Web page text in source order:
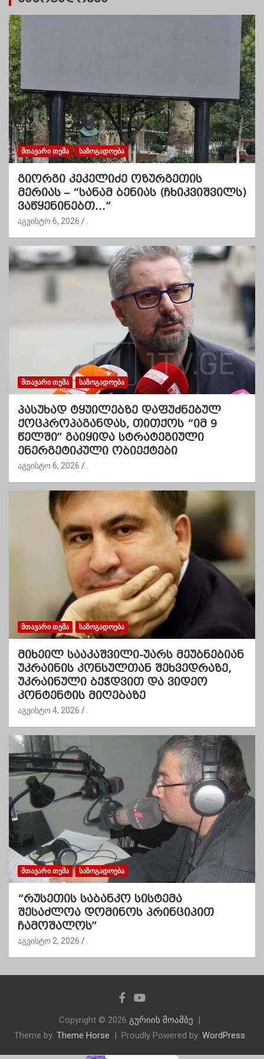
ᲛᲗᲐᲕᲐᲠᲘ ᲗᲔᲛᲐ ᲡᲐᲖᲝᲒᲐᲓᲝᲔᲑᲐ
გიორგი კეკელიძე ოზურგეთის
მერიას – “სანამ ბენიას (ჩხიკვიშვილს)
ვაწყენინებთ…”
აგვისტო 6, 2026
ᲛᲗᲐᲕᲐᲠᲘ ᲗᲔᲛᲐ ᲡᲐᲖᲝᲒᲐᲓᲝᲔᲑᲐ
პასუხად ტყუილებზე დაფუძნებულ
ქოცპროპაგანდას, თითქოს “იმ 9
წელში” გაიყიდა სტრატეგიული
ენერგეტიკული ობიექტები
აგვისტო 6, 2026
ᲛᲗᲐᲕᲐᲠᲘ ᲗᲔᲛᲐ ᲡᲐᲖᲝᲒᲐᲓᲝᲔᲑᲐ
მიხეილ სააკაშვილი-უარს მეუბნებიან
უკრაინის კონსულთან შეხვედრაზე,
უკრაინული ბეჭდვით და ვიდეო
კონტენტის მიღებაზე
აგვისტო 4, 2026
ᲛᲗᲐᲕᲐᲠᲘ ᲗᲔᲛᲐ ᲡᲐᲖᲝᲒᲐᲓᲝᲔᲑᲐ
“რუსეთის საბანკო სისტემა
შესაძლოა დომინოს პრინციპით
ჩამოშალოს”
აგვისტო 2, 2026 .
Copyright © 2026 გურიის მოამბე
Theme by: Theme Horse Proudly Powered by: WordPress